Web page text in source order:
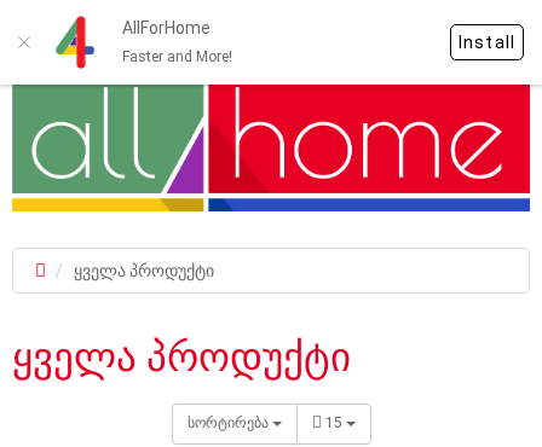
AllForHome
Faster and More!
Install
ყველა პროდუქტი
ყველა პროდუქტი
სორტირება 15